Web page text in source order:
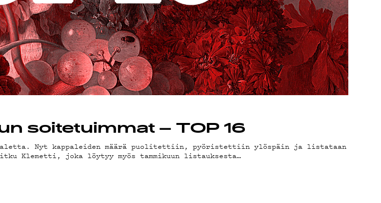
soitetuimmat – TOP 16
Nyt kappaleiden määrä puolitettiin, pyöristettiin ylöspäin ja listataan
Klemetti, joka löytyy myös tammikuun listauksesta…